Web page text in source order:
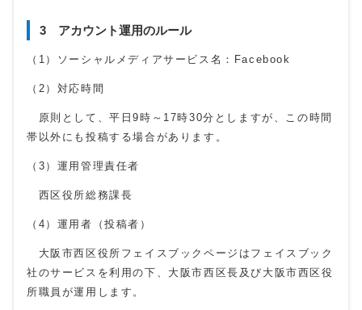
3 アカウント運用のルール
（1）ソーシャルメディアサービス名：Facebook
（2）対応時間
原則として、平日9時～17時30分としますが、この時間
帯以外にも投稿する場合があります。
（3）運用管理責任者
西区役所総務課長
（4）運用者（投稿者）
大阪市西区役所フェイスブックページはフェイスブック
社のサービスを利用の下、大阪市西区長及び大阪市西区役
所職員が運用します。